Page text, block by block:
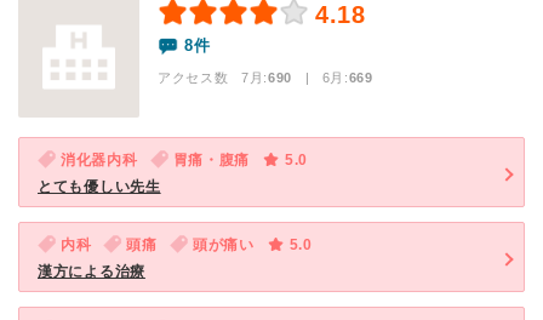
4.18
8件
アクセス数 7月:690 | 6月:669
消化器内科 胃痛・腹痛
5.0
とても優しい先生
内科 頭痛 頭が痛い
5.0
漢方による治療